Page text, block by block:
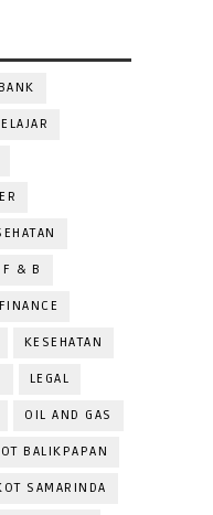
BANK
F & B
FINANCE
KESEHATAN
LEGAL
OIL AND GAS
BALIKPAPAN
SAMARINDA